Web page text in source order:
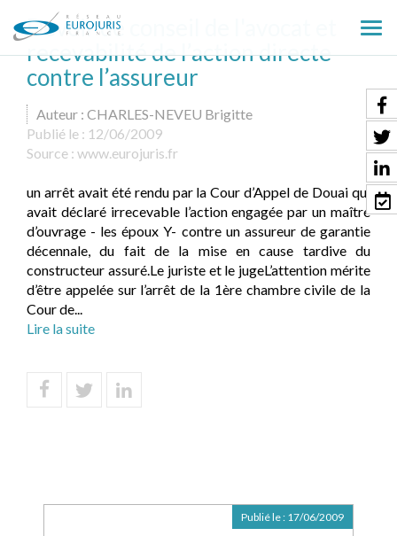
le
Devoir de conseil de l'avocat et
recevabilité de l’action directe
contre l’assureur
Auteur : CHARLES-NEVEU Brigitte
Publié le : 12/06/2009
Source : www.eurojuris.fr
un arrêt avait été rendu par la Cour d’Appel de Douai qui
avait déclaré irrecevable l’action engagée par un maître
d’ouvrage - les époux Y- contre un assureur de garantie
décennale, du fait de la mise en cause tardive du
constructeur assuré.Le juriste et le jugeL’attention mérite
d’être appelée sur l’arrêt de la 1ère chambre civile de la
Cour de...
Lire la suite
Publié le : 17/06/2009